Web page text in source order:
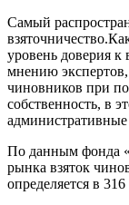
Самый
уровень доверия к
мнению
чиновников при
собственность, в
По данным фонда
рынка взяток
определяется в